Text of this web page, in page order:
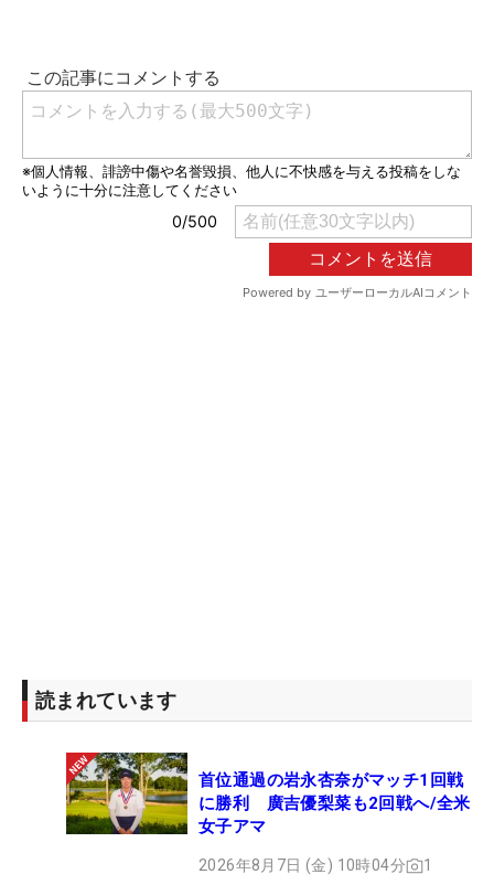
読まれています
首位通過の岩永杏奈がマッチ1回戦
に勝利 廣吉優梨菜も2回戦へ/全米
女子アマ
2026年8月7日 (金) 10時04分 1